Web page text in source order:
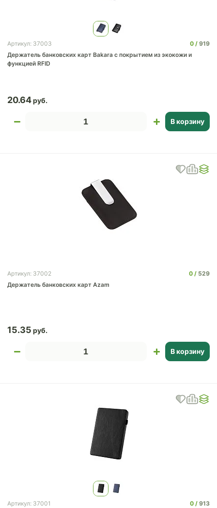
Артикул: 37003 0
919
Держатель банковских карт Bakara с покрытием из экокожи и
функцией RFID
20.64
В корзину
Артикул: 37002 0
529
Держатель банковских карт Azam
15.35
В корзину
Артикул: 37001 0
913